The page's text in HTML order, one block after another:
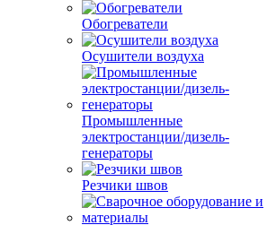
Обогреватели
Осушители воздуха
Промышленные
электростанции/дизель-
генераторы
Резчики швов